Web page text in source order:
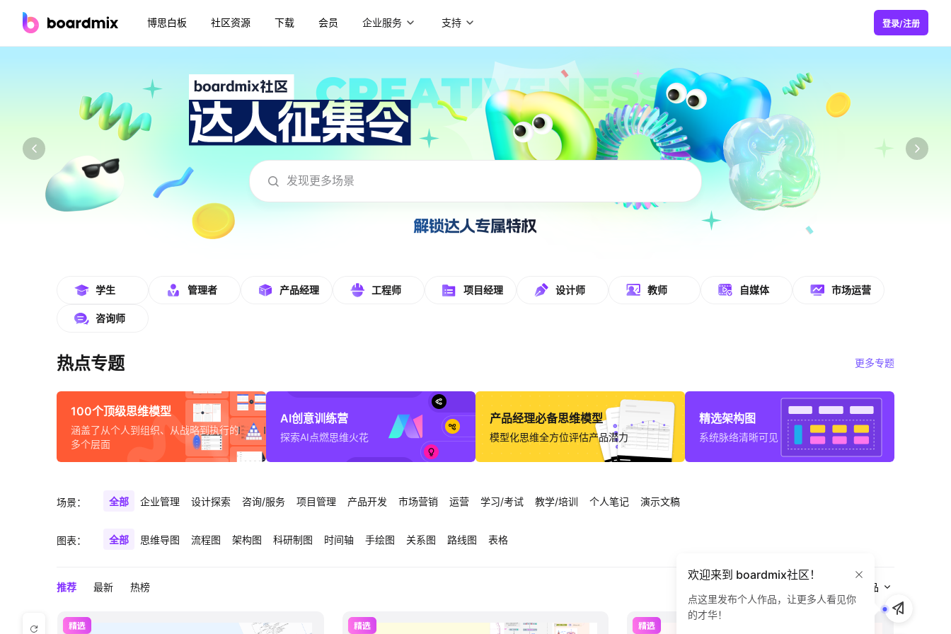
博思白板 社区资源 下载 会员 企业服务 支持 登录/注册
boardmix在线模板社区-海量模板免费下载使用
学生 管理者 产品经理 工程师 项目经理 设计师 教师 自媒体 市场运营
咨询师
热点专题 更多专题
100个顶级思维模型
涵盖了从个人到组织、从战略到执行的
多个层面
AI创意训练营
探索AI点燃思维火花
产品经理必备思维模型
模型化思维全方位评估产品潜力
精选架构图
系统脉络清晰可见
场景： 全部 企业管理 设计探索 咨询/服务 项目管理 产品开发 市场营销 运营 学习/考试 教学/培训 个人笔记 演示文稿
图表： 全部 思维导图 流程图 架构图 科研制图 时间轴 手绘图 关系图 路线图 表格
推荐 最新 热榜 全部作品
欢迎来到 boardmix社区！
点这里发布个人作品，让更多人看见你
的才华！